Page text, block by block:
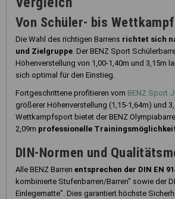
Von Schüler- bis
Die Wahl des richtigen Barrens richtet sich
und Zielgruppe. Der BENZ Sport
Höhenverstellung von 1,00-1,40m und 3,15m
sich optimal für den Einstieg.
Fortgeschrittene profitieren vom BENZ Sport
größerer Höhenverstellung (1,15-1,64m) und
Wettkampfsport bietet der BENZ
2,09m professionelle
DIN-Normen und
Alle BENZ Barren entsprechen der DIN EN
kombinierte Stufenbarren/Barren" sowie der
Einlegematte". Dies garantiert höchste